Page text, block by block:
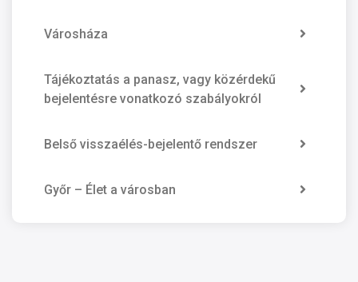
Városháza
Tájékoztatás a panasz, vagy közérdekű
bejelentésre vonatkozó szabályokról
Belső visszaélés-bejelentő rendszer
Győr – Élet a városban